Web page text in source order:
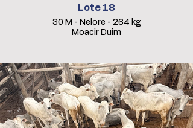
Lote 18
30 M - Nelore - 264 kg
Moacir Duim